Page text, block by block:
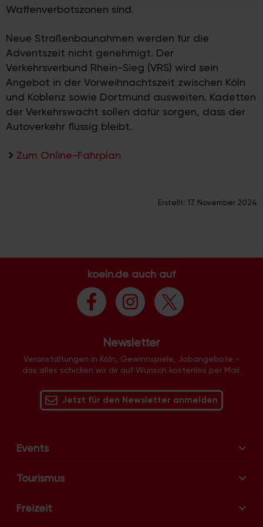
weiteren Daten zusammen, die Sie ihnen bereitgestellt
gesammelt haben.
Waffenverbotszonen sind.
Neue Straßenbaunahmen werden für die
Adventszeit nicht genehmigt. Der
Verkehrsverbund Rhein-Sieg (VRS) wird sein
Angebot in der Vorweihnachtszeit zwischen Köln
und Koblenz sowie Dortmund ausweiten. Kadetten
der Verkehrswacht sollen dafür sorgen, dass der
Autoverkehr flüssig bleibt.
Zum Online-Fahrplan
Erstellt: 17. November 2024
koeln.de auch auf
Newsletter
Veranstaltungen in Köln, Gewinnspiele, Jobangebote -
das alles schicken wir dir auf Wunsch kostenlos per Mail.
Jetzt für den Newsletter anmelden
Events
Tourismus
Freizeit